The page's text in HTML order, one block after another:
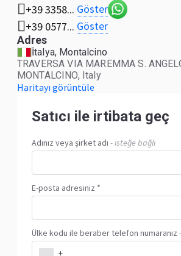
+39 3358... Göster
+39 0577... Göster
Adres
İtalya, Montalcino
TRAVERSA VIA MAREMMA S.
MONTALCINO, Italy
Haritayı görüntüle
Satıcı ile irtibata geç
Adınız veya şirket adı - isteğe bağlı
E-posta adresiniz *
Ülke kodu ile beraber telefon numaranız
+